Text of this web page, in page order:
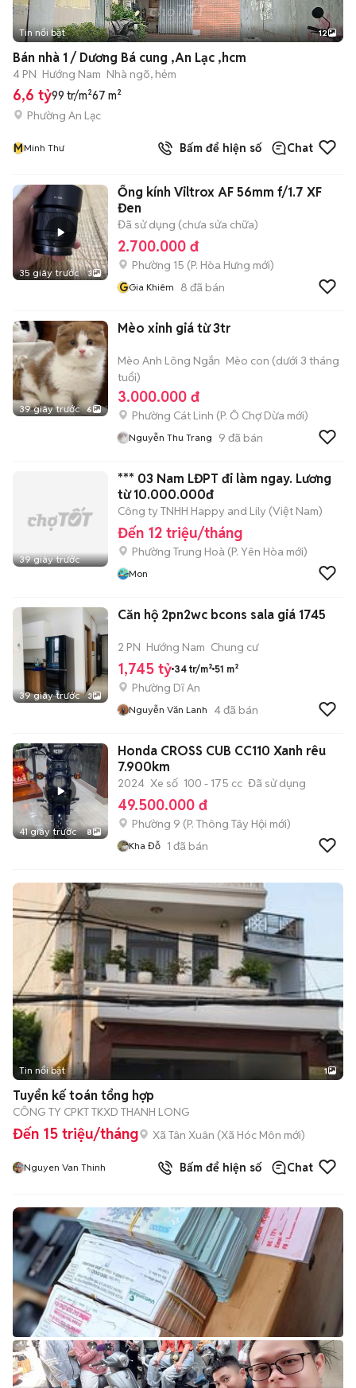
+2
Tin nổi bật 12
Bán nhà 1 / Dương Bá cung ,An Lạc ,hcm
4 PN Hướng Nam Nhà ngõ, hẻm
6,6 tỷ99 tr/m²67 m²
Phường An Lạc
MMinh Thư Bấm để hiện số Chat
35 giây trước 3
Ống kính Viltrox AF 56mm f/1.7 XF
Đen
Đã sử dụng (chưa sửa chữa)
2.700.000 đ
Phường 15 (P. Hòa Hưng mới)
GGia Khiêm 8 đã bán
39 giây trước 6
Mèo xinh giá từ 3tr
Mèo Anh Lông Ngắn Mèo con (dưới 3 tháng
tuổi)
3.000.000 đ
Phường Cát Linh (P. Ô Chợ Dừa mới)
Nguyễn Thu Trang 9 đã bán
39 giây trước
*** 03 Nam LĐPT đi làm ngay. Lương
từ 10.000.000đ
Công ty TNHH Happy and Lily (Việt Nam)
Đến 12 triệu/tháng
Phường Trung Hoà (P. Yên Hòa mới)
Mon
39 giây trước 3
Căn hộ 2pn2wc bcons sala giá 1745
2 PN Hướng Nam Chung cư
1,745 tỷ 34 tr/m² 51 m²
Phường Dĩ An
Nguyễn Văn Lanh 4đã bán
41 giây trước 8
Honda CROSS CUB CC110 Xanh rêu
7.900km
2024 Xe số 100 - 175 cc Đã sử dụng
49.500.000 đ
Phường 9 (P. Thông Tây Hội mới)
Kha Đỗ 1 đã bán
Tin nổi bật 1
Tuyển kế toán tổng hợp
CÔNG TY CPKT TKXD THANH LONG
Đến 15 triệu/tháng Xã Tân Xuân (Xã Hóc Môn mới)
Nguyen Van Thinh Bấm để hiện số Chat